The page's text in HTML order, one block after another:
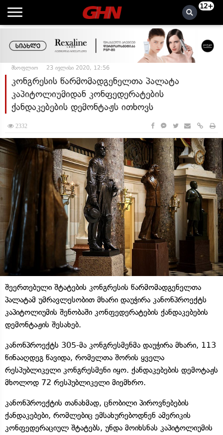
12+
მსოფლიო 23 ივლისი 2020, 12:56
კონგრესის წარმომადგენელთა პალატა
კაპიტოლიუმიდან კონფედერატების
ქანდაკებების დემონტაჟს ითხოვს
2332
შეერთებული შტატების კონგრესის წარმომადგენელთა
პალატამ უმრავლესობით მხარი დაუჭირა კანონპროექტს
კაპიტოლიუმის შენობაში კონფედერატების ქანდაკებების
დემონტაჟის შესახებ.
კანონპროექტს 305-მა კონგრესმენმა დაუჭირა მხარი, 113
წინააღდეგ წავიდა, რომელთა შორის ყველა
რესპუბლიკელი კონგრესმენი იყო. ქანდაკებების დემოტაჟს
მხოლოდ 72 რესპუბლიკელი მიემხრო.
კანონპროექტის თანახმად, ცნობილი პიროვნებების
ქანდაკებები, რომლებიც ემსახურებოდნენ ამერიკის
კონფედერაციულ შტატებს, უნდა მოიხსნას კაპიტოლიუმის